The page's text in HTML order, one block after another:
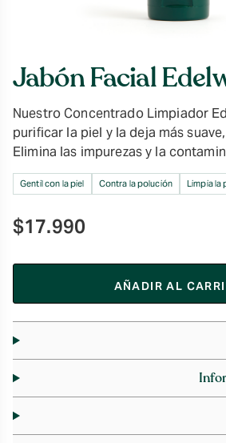
Jabón Facial
Nuestro Concentrado Limpiador
purificar la piel y la deja más
Elimina las impurezas y la
Gentil con la piel Contra la polución Limpia la
$17.990
AÑADIR AL